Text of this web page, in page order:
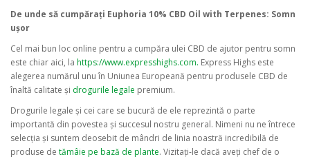
De unde să cumpărați Euphoria 10% CBD Oil with Terpenes: Somn
ușor
Cel mai bun loc online pentru a cumpăra ulei CBD de ajutor pentru somn
este chiar aici, la https://www.expresshighs.com. Express Highs este
alegerea numărul unu în Uniunea Europeană pentru produsele CBD de
înaltă calitate și drogurile legale premium.
Drogurile legale și cei care se bucură de ele reprezintă o parte
importantă din povestea și succesul nostru general. Nimeni nu ne întrece
selecția și suntem deosebit de mândri de linia noastră incredibilă de
produse de tămâie pe bază de plante. Vizitați-le dacă aveți chef de o